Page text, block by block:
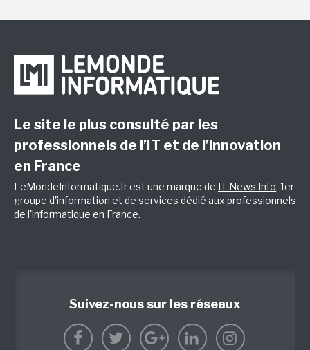
Le site le plus consulté par les
professionnels de l’IT et de l’innovation
en France
LeMondeInformatique.fr est une marque de IT News Info, 1er
groupe d'information et de services dédié aux professionnels
de l'informatique en France.
Suivez-nous sur les réseaux